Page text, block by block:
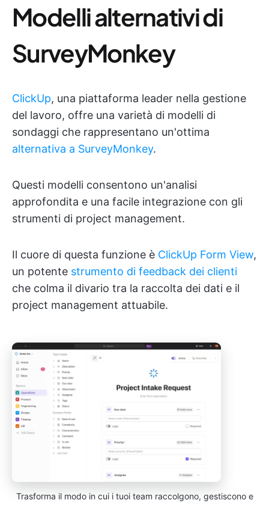
Modelli alternativi di
SurveyMonkey
ClickUp, una piattaforma leader nella gestione
del lavoro, offre una varietà di modelli di
sondaggi che rappresentano un'ottima
alternativa a SurveyMonkey.
Questi modelli consentono un'analisi
approfondita e una facile integrazione con gli
strumenti di project management.
Il cuore di questa funzione è ClickUp Form View,
un potente strumento di feedback dei clienti
che colma il divario tra la raccolta dei dati e il
project management attuabile.
Trasforma il modo in cui i tuoi team raccolgono, gestiscono e